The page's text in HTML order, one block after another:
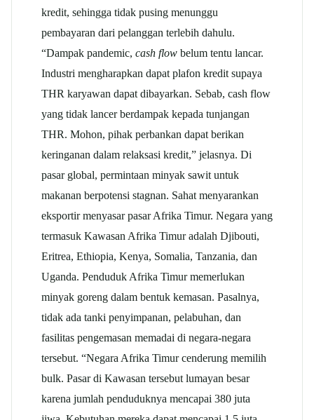
kredit, sehingga tidak pusing menunggu
pembayaran dari pelanggan terlebih dahulu.
“Dampak pandemic, cash flow belum tentu lancar.
Industri mengharapkan dapat plafon kredit supaya
THR karyawan dapat dibayarkan. Sebab, cash flow
yang tidak lancer berdampak kepada tunjangan
THR. Mohon, pihak perbankan dapat berikan
keringanan dalam relaksasi kredit,” jelasnya. Di
pasar global, permintaan minyak sawit untuk
makanan berpotensi stagnan. Sahat menyarankan
eksportir menyasar pasar Afrika Timur. Negara yang
termasuk Kawasan Afrika Timur adalah Djibouti,
Eritrea, Ethiopia, Kenya, Somalia, Tanzania, dan
Uganda. Penduduk Afrika Timur memerlukan
minyak goreng dalam bentuk kemasan. Pasalnya,
tidak ada tanki penyimpanan, pelabuhan, dan
fasilitas pengemasan memadai di negara-negara
tersebut. “Negara Afrika Timur cenderung memilih
bulk. Pasar di Kawasan tersebut lumayan besar
karena jumlah penduduknya mencapai 380 juta